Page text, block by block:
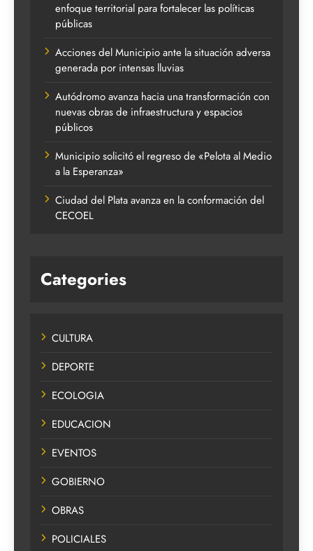
enfoque territorial para fortalecer las políticas
públicas
Acciones del Municipio ante la situación adversa
generada por intensas lluvias
Autódromo avanza hacia una transformación con
nuevas obras de infraestructura y espacios
públicos
Municipio solicitó el regreso de «Pelota al Medio
a la Esperanza»
Ciudad del Plata avanza en la conformación del
CECOEL
Categories
CULTURA
DEPORTE
ECOLOGIA
EDUCACION
EVENTOS
GOBIERNO
OBRAS
POLICIALES